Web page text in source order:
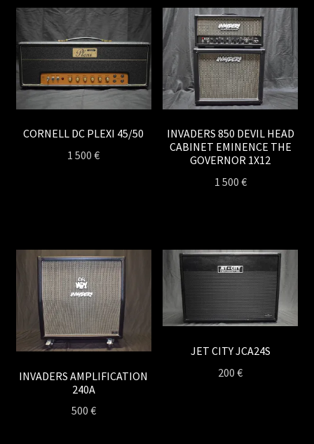
CORNELL DC PLEXI 45/50
1 500€
INVADERS 850 DEVIL HEAD
CABINET EMINENCE THE
GOVERNOR 1X12
1 500 €
INVADERS AMPLIFICATION
240A
500 €
JET CITY JCA24S
200€